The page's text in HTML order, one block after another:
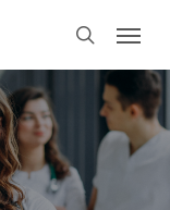
search
Menu